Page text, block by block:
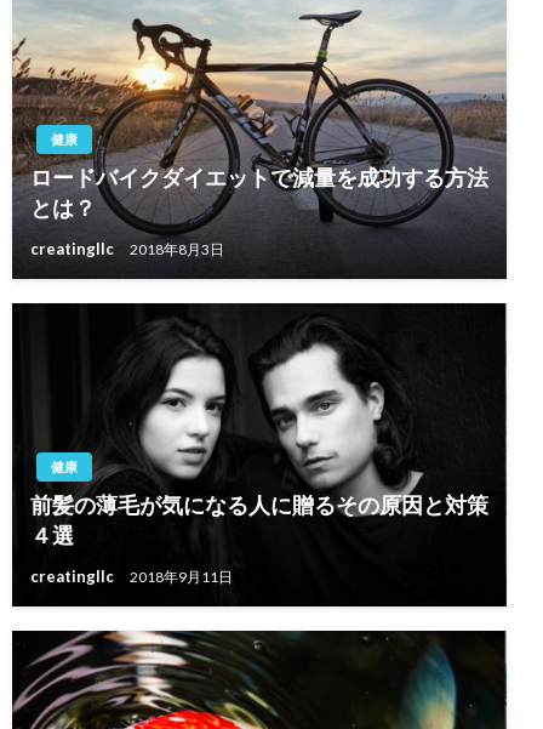
健康
ロードバイクダイエットで減量を成功する方法
とは？
creatingllc 2018年8月3日
健康
前髪の薄毛が気になる人に贈るその原因と対策
４選
creatingllc 2018年9月11日